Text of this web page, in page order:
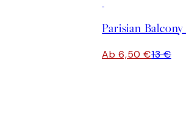
Parisian
Ab 6,50 €13 €